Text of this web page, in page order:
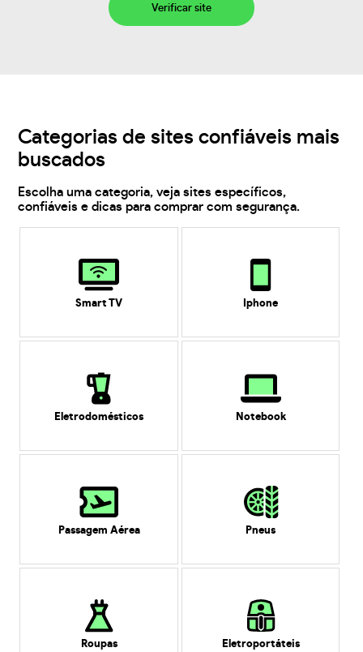
Verificar site
Categorias de sites confiáveis mais
buscados
Escolha uma categoria, veja sites específicos,
confiáveis e dicas para comprar com segurança.
Smart TV Iphone
Eletrodomésticos Notebook
Passagem Aérea Pneus
Roupas Eletroportáteis